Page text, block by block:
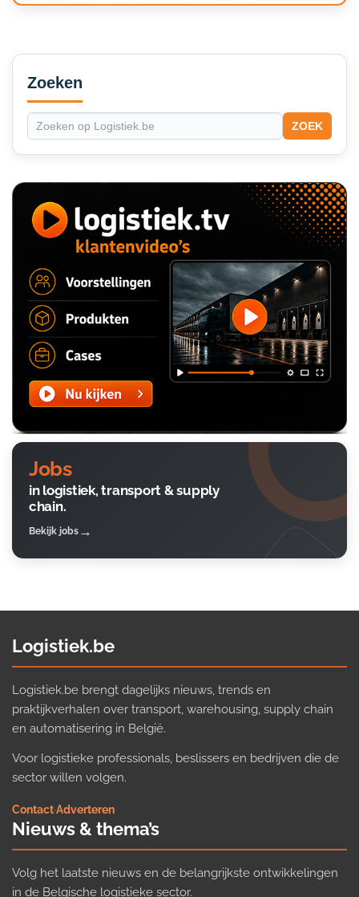
Secondary
Sidebar
Zoeken
ZOEK
Jobs
in logistiek, transport & supply
chain.
Bekijk jobs
Logistiek.be
Logistiek.be brengt dagelijks nieuws, trends en
praktijkverhalen over transport, warehousing, supply chain
en automatisering in België.
Voor logistieke professionals, beslissers en bedrijven die de
sector willen volgen.
Contact·Adverteren
Nieuws & thema’s
Volg het laatste nieuws en de belangrijkste ontwikkelingen
in de Belgische logistieke sector.